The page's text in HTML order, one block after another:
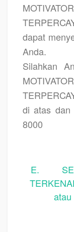
dapat
Anda.
Silahkan
di atas dan
8000
E.
atau